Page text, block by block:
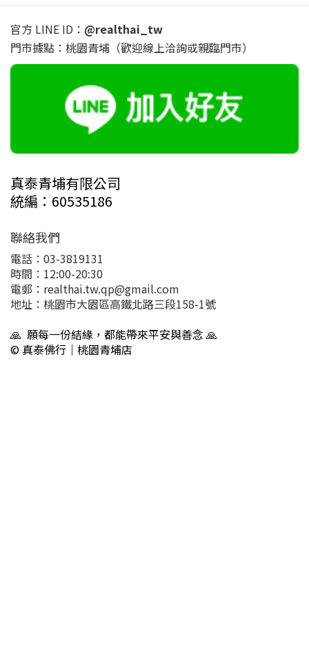
官方 LINE ID： @realthai_tw
門市據點：桃園青埔（歡迎線上洽詢或親臨門市）
真泰青埔有限公司
統編：60535186
聯絡我們
電話：03-3819131
時間：12:00-20:30
電郵：realthai.tw.qp@gmail.com
地址：桃園市大園區高鐵北路三段158-1號
🙏 願每一份結緣，都能帶來平安與善念 🙏
© 真泰佛行｜桃園青埔店